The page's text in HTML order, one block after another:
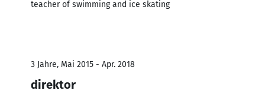
teacher of swimming and ice skating
3 Jahre, Mai 2015 - Apr. 2018
direktor